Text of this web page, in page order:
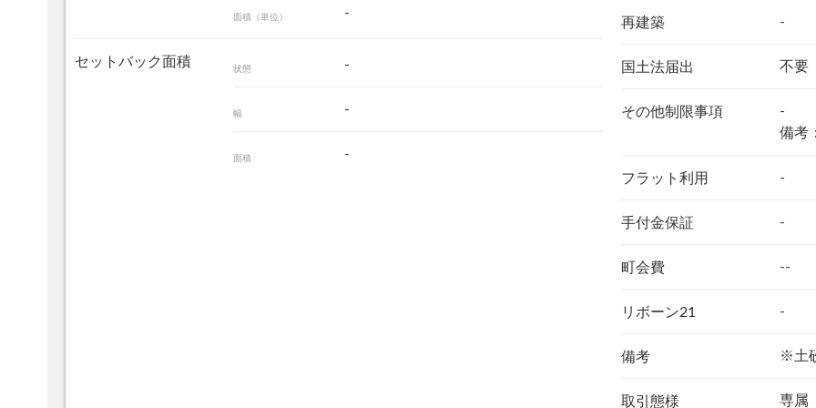
面積（単位） -
セットバック面積 状態 -
幅 -
面積 -
再建築 -
国土法届出 不要
その他制限事項
-
備考
フラット利用 -
手付金保証 -
町会費 --
リボーン21 -
備考 ※土
取引態様 専属